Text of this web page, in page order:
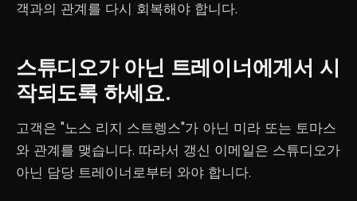
객과의 관계를 다시 회복해야 합니다.
스튜디오가 아닌 트레이너에게서 시
작되도록 하세요.
고객은 "노스 리지 스트렝스"가 아닌 미라 또는 토마스
와 관계를 맺습니다. 따라서 갱신 이메일은 스튜디오가
아닌 담당 트레이너로부터 와야 합니다.